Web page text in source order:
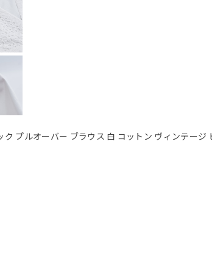
プルオーバー ブラウス 白 コットン ヴィンテージ